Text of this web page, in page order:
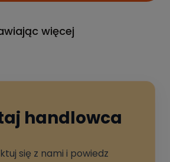
więcej
handlowca
się z nami i powiedz